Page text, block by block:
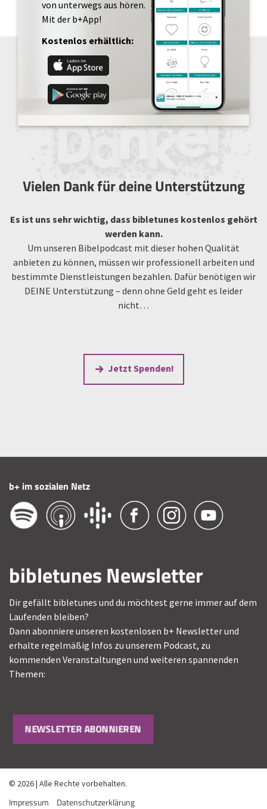
von unterwegs aus hören.
Mit der b+App!
Kostenlos erhältlich:
Vielen Dank für deine Unterstützung
Es ist uns sehr wichtig, dass bibletunes kostenlos gehört
werden kann.
Um unseren Bibelpodcast mit dieser hohen Qualität
anbieten zu können, müssen wir professionell arbeiten und
bestimmte Dienstleistungen bezahlen. Dafür benötigen wir
DEINE Unterstützung – denn ohne Geld geht es leider
nicht…
Jetzt Spenden!
b+ im sozialen Netz
bibletunes Newsletter
Dir gefällt bibletunes und du möchtest gerne immer auf dem
Laufenden bleiben?
Dann abonniere unseren kostenlosen b+ Newsletter und
erhalte regelmäßig Infos zu unserem Podcast, zu
kommenden Veranstaltungen und weiteren spannenden
Themen:
NEWSLETTER ABONNIEREN
© 2026 | Alle Rechte vorbehalten.
Impressum Datenschutzerklärung